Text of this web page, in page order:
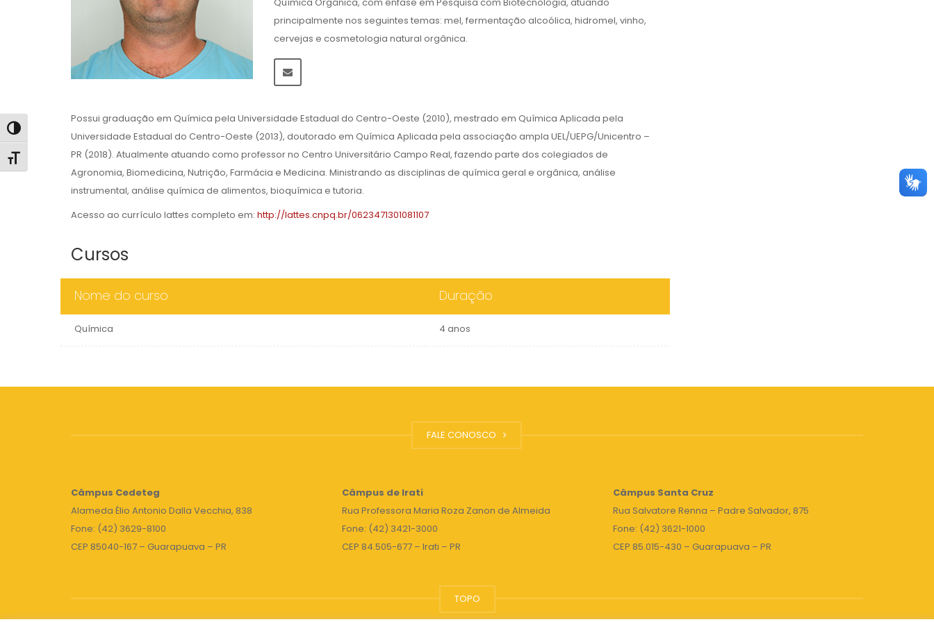
Alternar alto contraste
Alternar tamanho da fonte
principalmente nos seguintes temas: mel, fermentação alcoólica, hidromel, vinho,
cervejas e cosmetologia natural orgânica.
Possui graduação em Química pela Universidade Estadual do Centro-Oeste (2010), mestrado em Química Aplicada pela
Universidade Estadual do Centro-Oeste (2013), doutorado em Química Aplicada pela associação ampla UEL/UEPG/Unicentro –
PR (2018). Atualmente atuando como professor no Centro Universitário Campo Real, fazendo parte dos colegiados de
Agronomia, Biomedicina, Nutrição, Farmácia e Medicina. Ministrando as disciplinas de química geral e orgânica, análise
instrumental, análise química de alimentos, bioquímica e tutoria.
Acesso ao currículo lattes completo em: http://lattes.cnpq.br/0623471301081107
Cursos
Nome do curso Duração
Química 4 anos
FALE CONOSCO
Câmpus Cedeteg
Alameda Élio Antonio Dalla Vecchia, 838
Fone: (42) 3629-8100
CEP 85040-167 – Guarapuava – PR
Câmpus de Irati
Rua Professora Maria Roza Zanon de Almeida
Fone: (42) 3421-3000
CEP 84.505-677 – Irati – PR
Câmpus Santa Cruz
Rua Salvatore Renna – Padre Salvador, 875
Fone: (42) 3621-1000
CEP 85.015-430 – Guarapuava – PR
TOPO